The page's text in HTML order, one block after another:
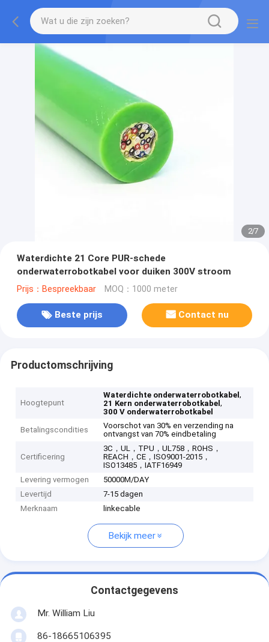
2/7
Waterdichte 21 Core PUR-schede
onderwaterrobotkabel voor duiken 300V stroom
Prijs：Bespreekbaar MOQ：1000 meter
Beste prijs Contact nu
Productomschrijving
Hoogtepunt
Waterdichte onderwaterrobotkabel,
21 Kern onderwaterrobotkabel,
300 V onderwaterrobotkabel
Betalingscondities
Voorschot van 30% en verzending na
ontvangst van 70% eindbetaling
Certificering
3C，UL，TPU，UL758，ROHS，
REACH，CE，ISO9001-2015，
ISO13485，IATF16949
Levering vermogen
50000M/DAY
Levertijd
7-15 dagen
Merknaam
linkecable
Bekijk meer
Contactgegevens
Mr. William Liu
86-18665106395